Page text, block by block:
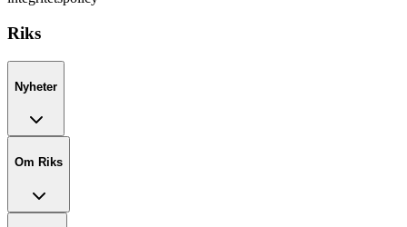
Riks
Nyheter
Om Riks